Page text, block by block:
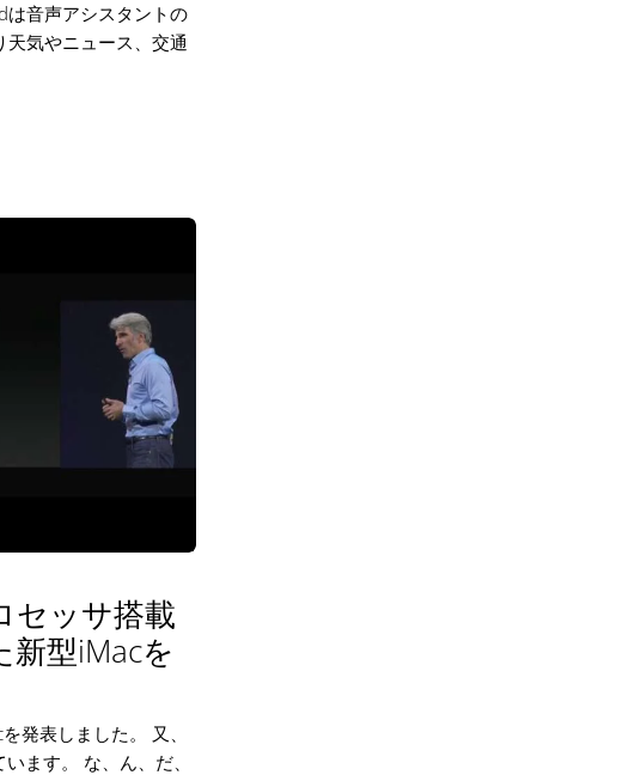
は音声アシスタントの
気やニュース、交通
セッサ搭載
新型iMacを
発表しました。 又、
ます。 な、ん、だ、